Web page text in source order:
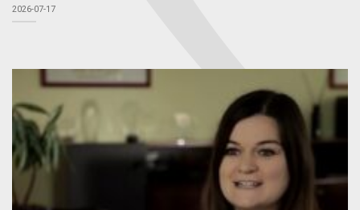
2026-07-17